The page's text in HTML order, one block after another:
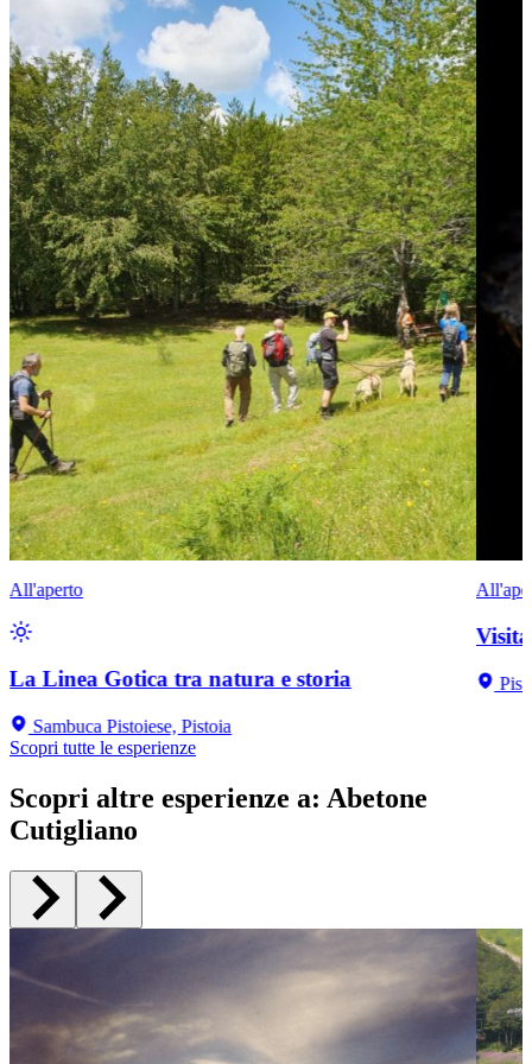
All'aperto
La Linea Gotica tra natura e storia
Sambuca Pistoiese, Pistoia
Scopri tutte le esperienze
Scopri altre esperienze a: Abetone
Cutigliano